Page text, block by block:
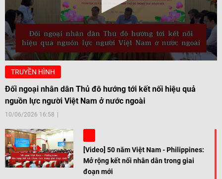
TRUYỀN HÌNH
Đối ngoại nhân dân Thủ đô hướng tới kết nối hiệu quả
nguồn lực người Việt Nam ở nước ngoài
10/06/2026 16:58
[Video] 50 năm Việt Nam - Philippines:
Mở rộng kết nối nhân dân trong giai
đoạn mới